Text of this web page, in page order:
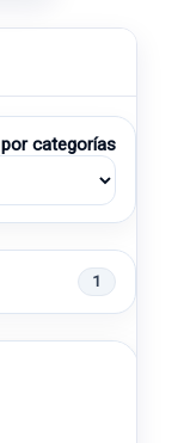
categorías
1